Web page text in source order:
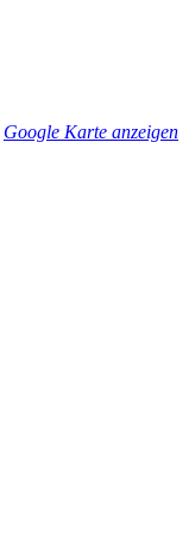
Google Karte anzeigen